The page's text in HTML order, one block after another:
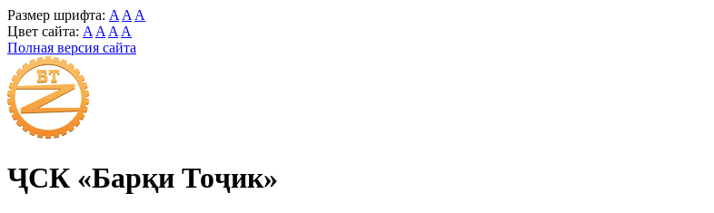
Размер шрифта: A A A
Цвет сайта: A A A A
Полная версия сайта
ҶСК «Барқи Тоҷик»